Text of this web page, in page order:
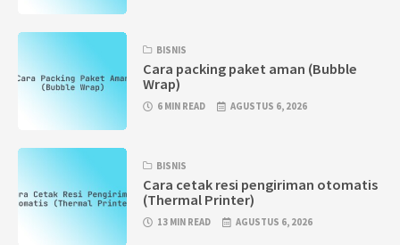
BISNIS
Cara packing paket aman (Bubble
Wrap)
6 MIN READ AGUSTUS 6, 2026
BISNIS
Cara cetak resi pengiriman otomatis
(Thermal Printer)
13 MIN READ AGUSTUS 6, 2026